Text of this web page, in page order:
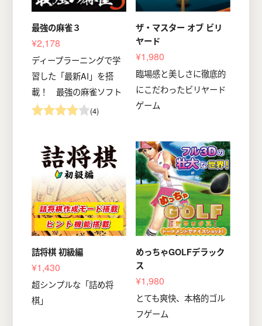
最強の麻雀３
¥2,178
ディープラーニングで学
習した「最新AI」を搭
載！ 最強の麻雀ソフト
(4)
ザ・マスター オブ ビリ
ヤード
¥1,980
臨場感と美しさに徹底的
にこだわったビリヤード
ゲーム
詰将棋 初級編
¥1,430
超シンプルな「詰め将
棋」
めっちゃGOLFデラック
ス
¥1,980
とても爽快、本格的ゴル
フゲーム